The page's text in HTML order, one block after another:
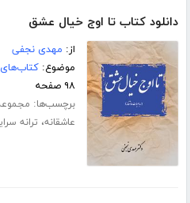
دانلود کتاب تا اوج خیال عشق
از: مهدی نجفی
موضوع:
۹۸ صفحه
برچسب‌ها:
عاشقانه، ترانه